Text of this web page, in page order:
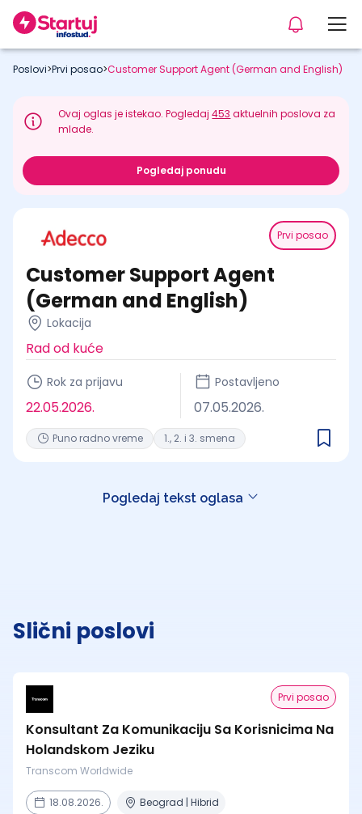
Poslovi>Prvi posao>Customer Support Agent (German and English)
Ovaj oglas je istekao. Pogledaj453 aktuelnih poslova za
mlade.
Pogledaj ponudu
Prvi posao
Customer Support Agent
(German and English)
Lokacija
Rad od kuće
Rok za prijavu
22.05.2026.
Postavljeno
07.05.2026.
Puno radno vreme 1., 2. i 3. smena
Pogledaj tekst oglasa
Slični poslovi
Prvi posao
Konsultant Za Komunikaciju Sa Korisnicima Na
Holandskom Jeziku
Transcom Worldwide
18.08.2026. Beograd | Hibrid